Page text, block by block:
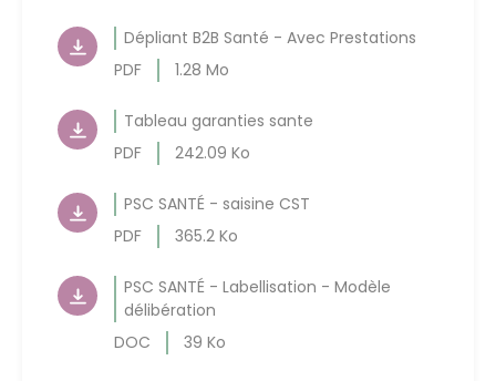
Dépliant B2B Santé - Avec Prestations
PDF
1.28 Mo
Tableau garanties sante
PDF
242.09 Ko
PSC SANTÉ - saisine CST
PDF
365.2 Ko
PSC SANTÉ - Labellisation - Modèle
délibération
DOC
39 Ko